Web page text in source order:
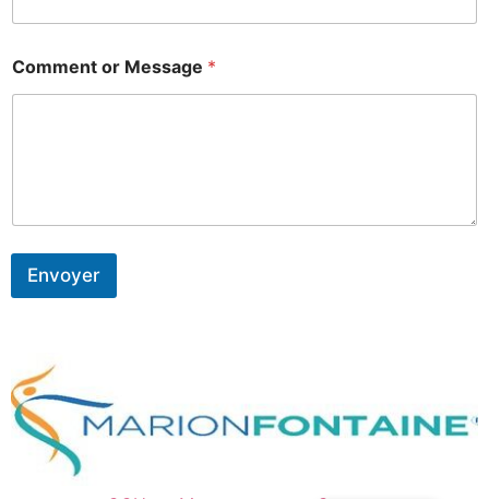
Comment or Message *
Envoyer